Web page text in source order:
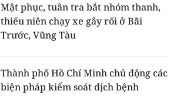
Mật phục, tuần tra bắt nhóm thanh,
thiếu niên chạy xe gây rối ở Bãi
Trước, Vũng Tàu
Thành phố Hồ Chí Minh chủ động các
biện pháp kiểm soát dịch bệnh